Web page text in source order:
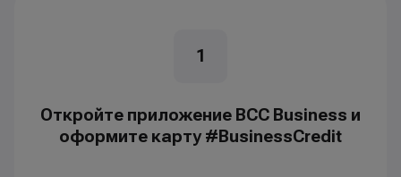
1
Откройте приложение BCC Business и
оформите карту #BusinessCredit